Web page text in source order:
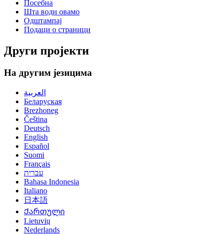
Посебна
Шта води овамо
Одштампај
Подаци о страници
Други пројекти
На другим језицима
العربية
Беларуская
Brezhoneg
Čeština
Deutsch
English
Español
Suomi
Français
עברית
Bahasa Indonesia
Italiano
日本語
Ქართული
Lietuvių
Nederlands